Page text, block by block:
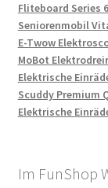
Fliteboard Series 6
Seniorenmobil
E-Twow
MoBot
Elektrische
Scuddy Premium
Elektrische
Im FunShop